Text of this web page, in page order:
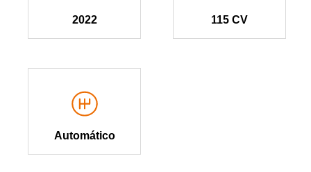
2022 115 CV
Automático